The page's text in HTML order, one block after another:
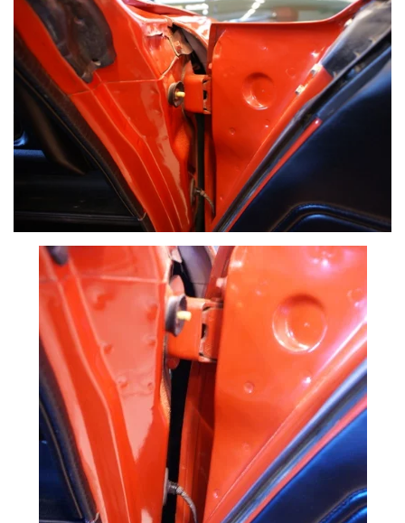
VOIR PLUS
VOIR PLUS